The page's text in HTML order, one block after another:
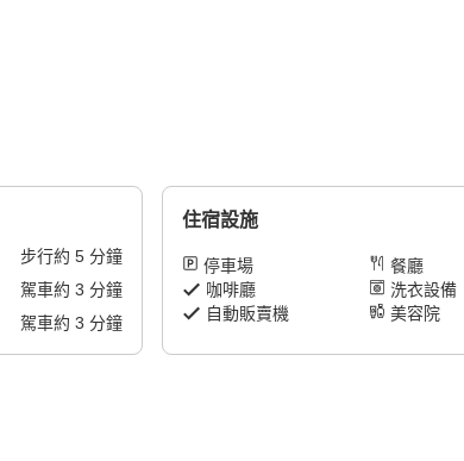
步行約 5分鐘
駕車約 3 分鐘
駕車約 3 分鐘
住宿設施
停車場
餐廳
咖啡廳
洗衣設備
自動販賣機
美容院